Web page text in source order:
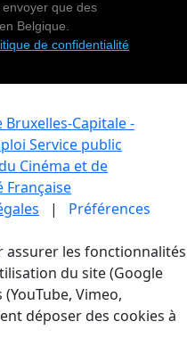
que des
Belgique.
de confidentialité
Bruxelles-Capitale -
Service public
Cinéma et de
Française
| Préférences
assurer les fonctionnalités
du site (Google
Vimeo,
déposer des cookies à